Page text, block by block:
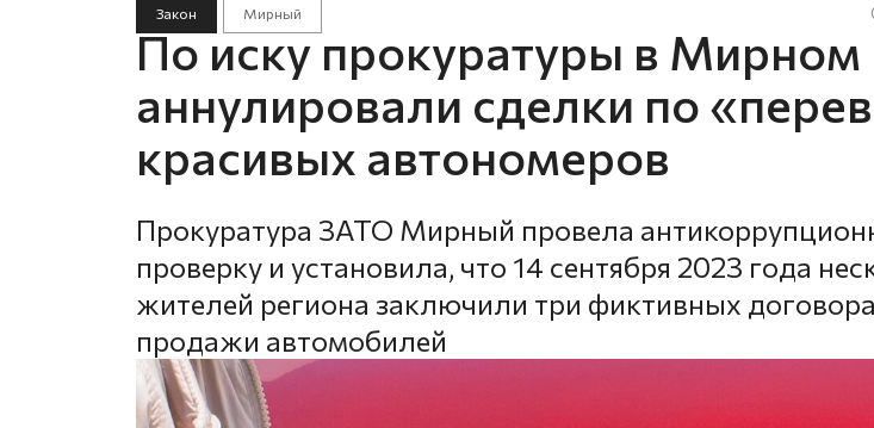
Закон Мирный
По иску прокуратуры в Мирном
аннулировали сделки по
красивых автономеров
Прокуратура ЗАТО Мирный провела
проверку и установила, что 14 сентября 2023 года
жителей региона заключили три фиктивных
продажи автомобилей